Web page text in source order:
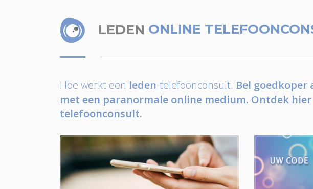
LEDEN ONLINE
Hoe werkt een leden-telefoonconsult. Bel
met een paranormale online medium. Ontdek
telefoonconsult.